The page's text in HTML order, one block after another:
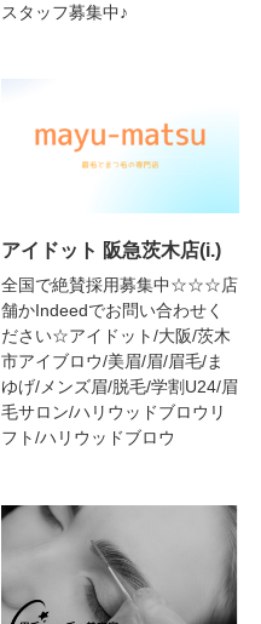
スタッフ募集中♪
アイドット 阪急茨木店(i.)
全国で絶賛採用募集中☆☆☆店
舗かIndeedでお問い合わせく
ださい☆アイドット/大阪/茨木
市アイブロウ/美眉/眉/眉毛/ま
ゆげ/メンズ眉/脱毛/学割U24/眉
毛サロン/ハリウッドブロウリ
フト/ハリウッドブロウ